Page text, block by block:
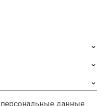
⌄
⌄
⌄
данные